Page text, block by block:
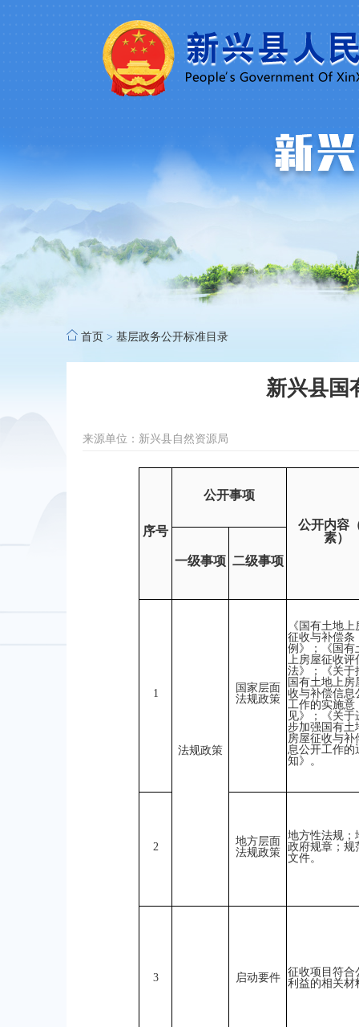
首页 > 基层政务公开标准目录
新兴县国
来源单位：新兴县自然资源局
序号
公开事项
公开内容
素）
一级事项 二级事项
1
法规政策
国家层面
法规政策
《国有土地上
征收与补偿条
例》；《国有
上房屋征收评
法》；《关于
国有土地上房
收与补偿信息
工作的实施意
见》；《关于
步加强国有土
房屋征收与补
息公开工作的
知》。
2
地方层面
法规政策
地方性法规；
政府规章；规
文件。
3 启动要件
征收项目符合
利益的相关材